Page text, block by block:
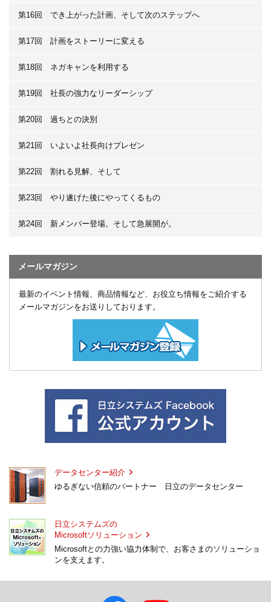
第16回 でき上がった計画、そして次のステップへ
第17回 計画をストーリーに変える
第18回 ネガキャンを利用する
第19回 社長の強力なリーダーシップ
第20回 過ちとの決別
第21回 いよいよ社長向けプレゼン
第22回 割れる見解、そして
第23回 やり遂げた後にやってくるもの
第24回 新メンバー登場。そして急展開が。
メールマガジン
最新のイベント情報、商品情報など、お役立ち情報をご紹介する
メールマガジンをお送りしております。
データセンター紹介
ゆるぎない信頼のパートナー 日立のデータセンター
日立システムズの
Microsoftソリューション
Microsoftとの力強い協力体制で、お客さまのソリューショ
ンを支えます。